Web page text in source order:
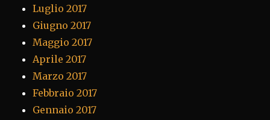
Luglio 2017
Giugno 2017
Maggio 2017
Aprile 2017
Marzo 2017
Febbraio 2017
Gennaio 2017